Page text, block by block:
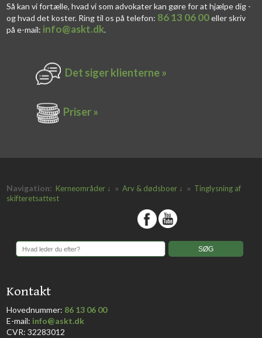
Så kan vi fortælle, hvad vi som advokater kan gøre for at hjælpe dig -
og hvad det koster. Ring til os på telefon: 86 13 06 00eller skriv
på e-mail: info@askt.dk​.​
Det siger k​lienterne​ »
Priser »
Navigation: Kerneområder ↓ » Arv & dødsboer ↓ » Tinglysning af
skifteretsattest
​
​Kontakt
Hovednummer: 86 13 06 00
​E-mail: info@askt.dk
CVR: 32283012